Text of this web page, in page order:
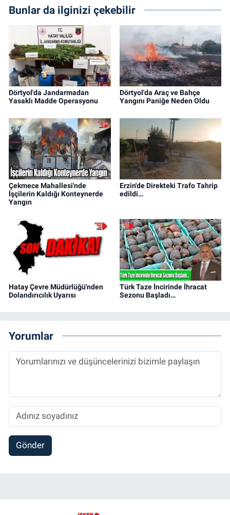
Bunlar da ilginizi çekebilir
Dörtyol'da Jandarmadan
Yasaklı Madde Operasyonu
Dörtyol'da Araç ve Bahçe
Yangını Paniğe Neden Oldu
Çekmece Mahallesi'nde
İşçilerin Kaldığı Konteynerde
Yangın
Erzin'de Direkteki Trafo Tahrip
edildi…
Hatay Çevre Müdürlüğü'nden
Dolandırıcılık Uyarısı
Türk Taze İncirinde İhracat
Sezonu Başladı…
Yorumlar
Gönder